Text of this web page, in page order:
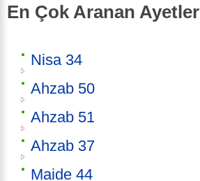
En Çok Aranan Ayetler
Nisa 34
Ahzab 50
Ahzab 51
Ahzab 37
Maide 44